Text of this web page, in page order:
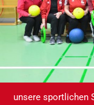
unsere sportlichen